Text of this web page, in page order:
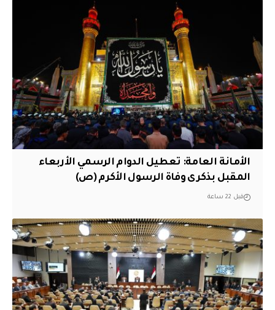
الأمانة العامة: تعطيل الدوام الرسمي الأربعاء
المقبل بذكرى وفاة الرسول الأكرم (ص)
قبل 22 ساعة